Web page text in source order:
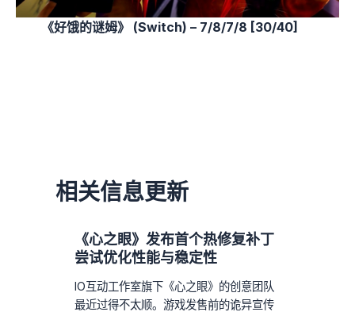
《好饿的谜姆》 (Switch) – 7/8/7/8 [30/40]
相关信息更新
《心之眼》发布首个热修复补丁
尝试优化性能与稳定性
IO互动工作室旗下《心之眼》的创意团队
最近过得不太顺。游戏发售前的诡异宣传